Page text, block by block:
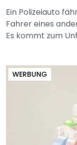
Ein Polizeiauto
Fahrer eines
Es kommt zum
WERBUNG